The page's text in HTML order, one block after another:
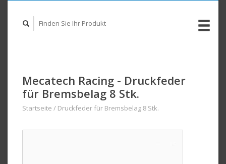
Mecatech Racing - Druckfeder
für Bremsbelag 8 Stk.
Startseite / Druckfeder für Bremsbelag 8 Stk.